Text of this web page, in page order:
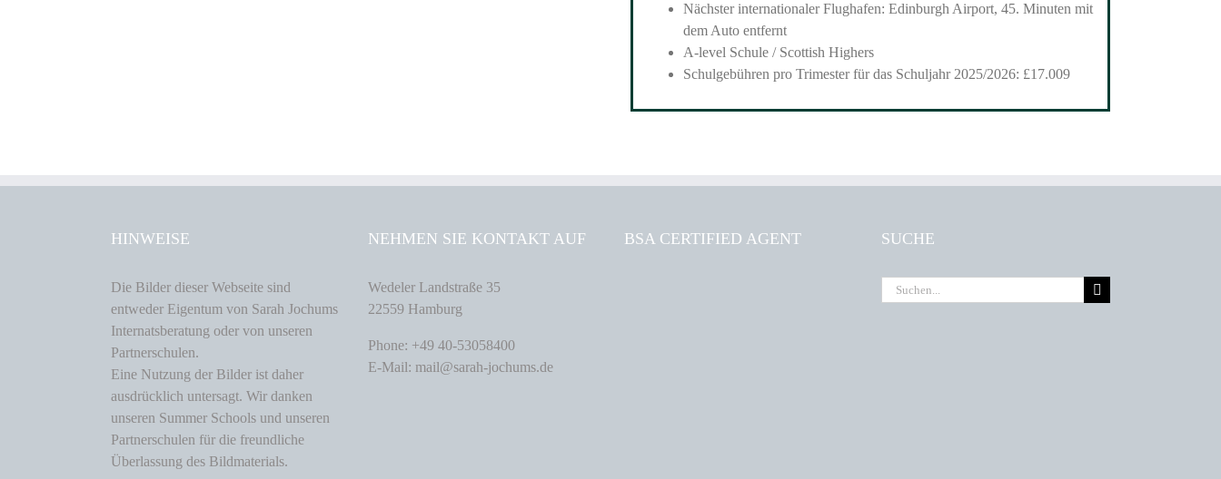
Nächster internationaler Flughafen: Edinburgh Airport, 45. Minuten mit
dem Auto entfernt
A-level Schule / Scottish Highers
Schulgebühren pro Trimester für das Schuljahr 2025/2026: £17.009
HINWEISE
Die Bilder dieser Webseite sind
entweder Eigentum von Sarah Jochums
Internatsberatung oder von unseren
Partnerschulen.
Eine Nutzung der Bilder ist daher
ausdrücklich untersagt. Wir danken
unseren Summer Schools und unseren
Partnerschulen für die freundliche
Überlassung des Bildmaterials.
NEHMEN SIE KONTAKT AUF
Wedeler Landstraße 35
22559 Hamburg
Phone: +49 40-53058400
E-Mail: mail@sarah-jochums.de
BSA CERTIFIED AGENT SUCHE
Suche